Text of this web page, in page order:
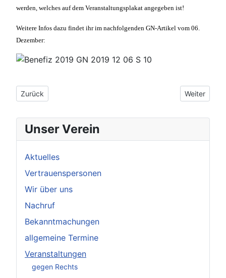
Unser Verein
Aktuelles
Vertrauenspersonen
Wir über uns
Nachruf
Bekanntmachungen
allgemeine Termine
Veranstaltungen
gegen Rechts
werden, welches auf dem Veranstaltungsplakat angegeben ist!
Weitere Infos dazu findet ihr im nachfolgenden GN-Artikel vom 06.
Dezember:
Vorheriger Beitrag: Jahreshaupt- und Mitgliederversammlung
Zurück Nächster
Weiter